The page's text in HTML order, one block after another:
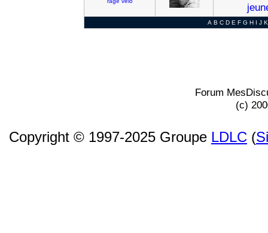
A B C D E F G H I J K
Forum
(c)
Copyright © 1997-2025 Groupe LDLC (